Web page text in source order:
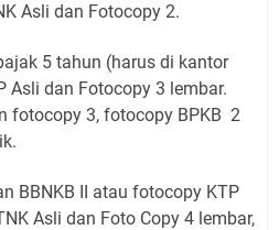
Asli dan Fotocopy 2.
5 tahun (harus di kantor
Asli dan Fotocopy 3 lembar.
fotocopy 3, fotocopy BPKB 2
BBNKB II atau fotocopy KTP
Asli dan Foto Copy 4 lembar,